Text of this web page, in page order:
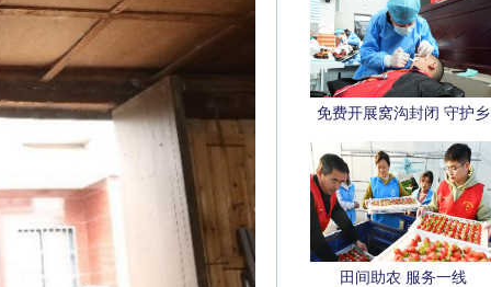
免费开展窝沟封闭 守护乡
城学生口腔健康
田间助农 服务一线